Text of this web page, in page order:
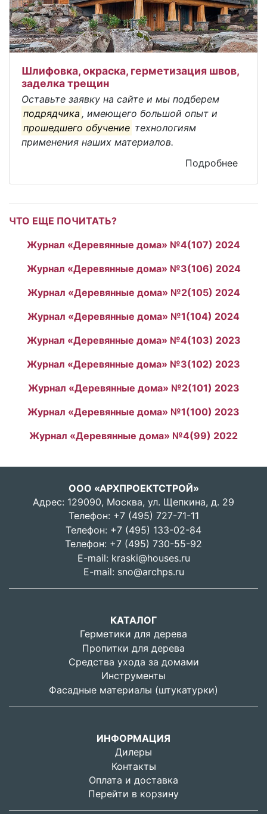
Шлифовка, окраска, герметизация швов,
заделка трещин
Оставьте заявку на сайте и мы подберем
подрядчика , имеющего большой опыт и
прошедшего обучение технологиям
применения наших материалов.
Подробнее
ЧТО ЕЩЕ ПОЧИТАТЬ?
Журнал «Деревянные дома» №4(107) 2024
Журнал «Деревянные дома» №3(106) 2024
Журнал «Деревянные дома» №2(105) 2024
Журнал «Деревянные дома» №1(104) 2024
Журнал «Деревянные дома» №4(103) 2023
Журнал «Деревянные дома» №3(102) 2023
Журнал «Деревянные дома» №2(101) 2023
Журнал «Деревянные дома» №1(100) 2023
Журнал «Деревянные дома» №4(99) 2022
ООО «АРХПРОЕКТСТРОЙ»
Адрес: 129090, Москва, ул. Щепкина, д. 29
Телефон: +7 (495) 727-71-11
Телефон: +7 (495) 133-02-84
Телефон: +7 (495) 730-55-92
E-mail: kraski@houses.ru
E-mail: sno@archps.ru
КАТАЛОГ
Герметики для дерева
Пропитки для дерева
Средства ухода за домами
Инструменты
Фасадные материалы (штукатурки)
ИНФОРМАЦИЯ
Дилеры
Контакты
Оплата и доставка
Перейти в корзину